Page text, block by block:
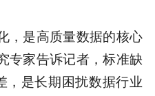
，是高质量数据的核心
专家告诉记者，标准缺
，是长期困扰数据行业